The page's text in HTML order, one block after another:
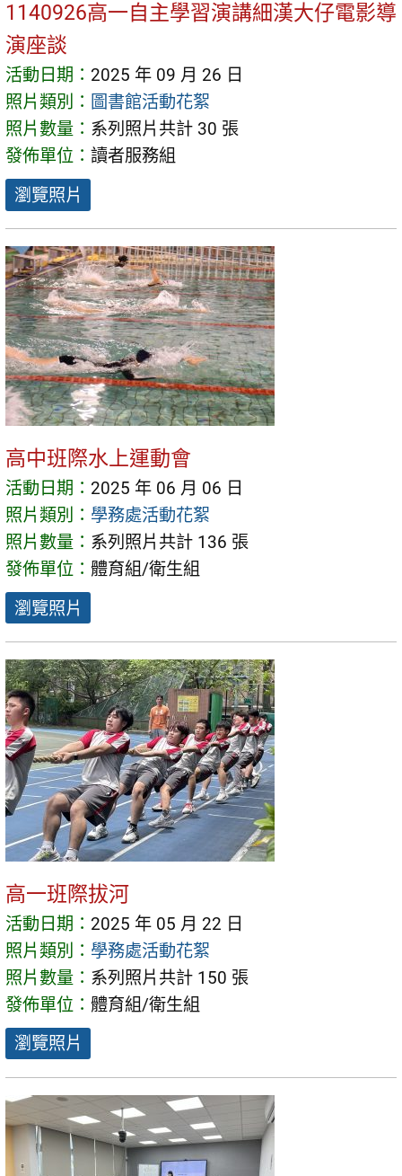
1140926高一自主學習演講細漢大仔電影導
演座談
活動日期： 2025 年 09 月 26 日
照片類別： 圖書館活動花絮
照片數量： 系列照片共計 30 張
發佈單位： 讀者服務組
瀏覽照片
高中班際水上運動會
活動日期： 2025 年 06 月 06 日
照片類別： 學務處活動花絮
照片數量： 系列照片共計 136 張
發佈單位： 體育組/衛生組
瀏覽照片
高一班際拔河
活動日期： 2025 年 05 月 22 日
照片類別： 學務處活動花絮
照片數量： 系列照片共計 150 張
發佈單位： 體育組/衛生組
瀏覽照片